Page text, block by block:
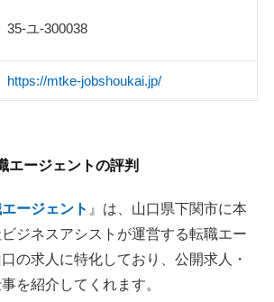
35-ユ-300038
https://mtke-jobshoukai.jp/
エージェントの評判
ージェント 』は、山口県下関市に本
ジネスアシストが運営する転職エー
の求人に特化しており、公開求人・
を紹介してくれます。